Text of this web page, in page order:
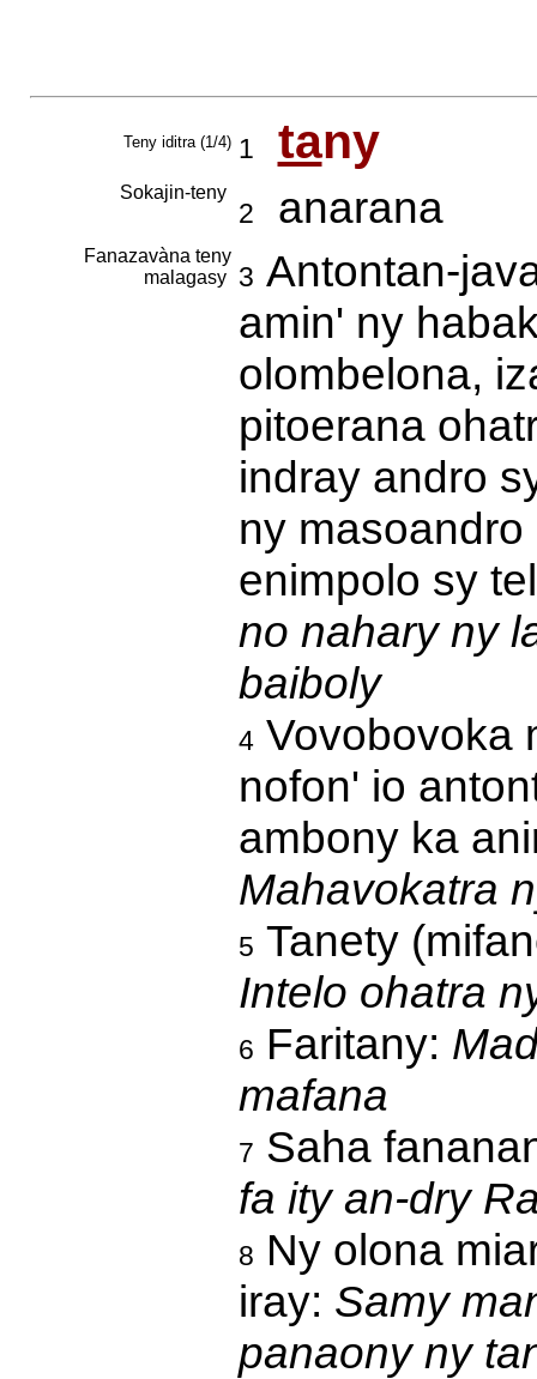
Teny iditra (1/4) 1 tany
Sokajin-teny
2 anarana
Fanazavàna teny
malagasy
3 Antontan-
amin' ny
olombelona,
pitoerana
indray andro
ny
enimpolo sy
no nahary ny
baiboly
4Vovobovoka
nofon' io
ambony ka
Mahavokatra
5 Tanety
Intelo ohatra
6 Faritany:
mafana
7 Saha
fa ity an-dry
8 Ny olona
iray: Samy
panaony ny